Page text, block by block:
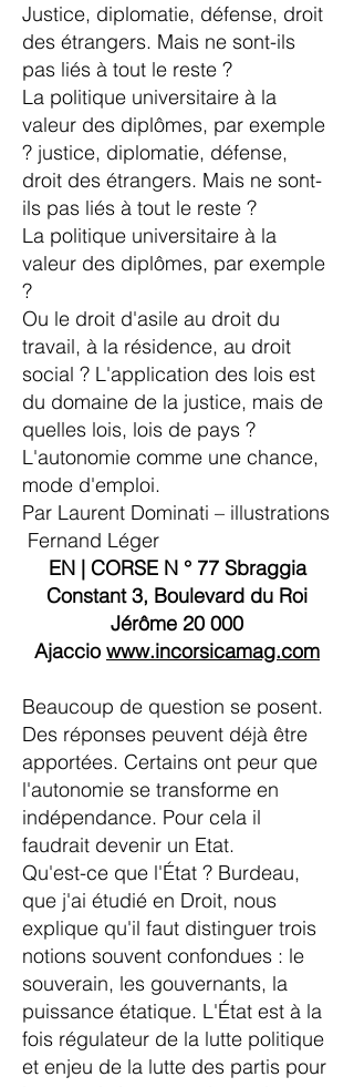
Justice, diplomatie, défense, droit
des étrangers. Mais ne sont-ils
pas liés à tout le reste ?
La politique universitaire à la
valeur des diplômes, par exemple
? justice, diplomatie, défense,
droit des étrangers. Mais ne sont-
ils pas liés à tout le reste ?
La politique universitaire à la
valeur des diplômes, par exemple
?
Ou le droit d'asile au droit du
travail, à la résidence, au droit
social ? L'application des lois est
du domaine de la justice, mais de
quelles lois, lois de pays ?
L'autonomie comme une chance,
mode d'emploi.
Par Laurent Dominati – illustrations
Fernand Léger
EN | CORSE N ° 77 Sbraggia
Constant 3, Boulevard du Roi
Jérôme 20 000
Ajaccio www.incorsicamag.com
Beaucoup de question se posent.
Des réponses peuvent déjà être
apportées. Certains ont peur que
l'autonomie se transforme en
indépendance. Pour cela il
faudrait devenir un Etat.
Qu'est-ce que l'État ? Burdeau,
que j'ai étudié en Droit, nous
explique qu'il faut distinguer trois
notions souvent confondues : le
souverain, les gouvernants, la
puissance étatique. L'État est à la
fois régulateur de la lutte politique
et enjeu de la lutte des partis pour